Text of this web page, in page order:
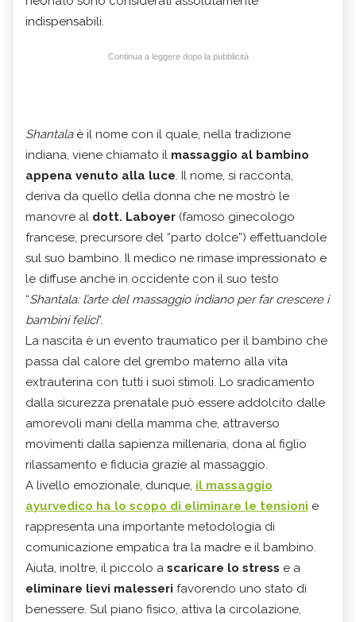
indispensabili.
Continua a leggere dopo la pubblicità
Shantalaè il nome con il quale, nella tradizione
indiana, viene chiamato il massaggio al bambino
appena venuto alla luce. Il nome, si racconta,
deriva da quello della donna che ne mostrò le
manovre al dott. Laboyer (famoso ginecologo
francese, precursore del “parto dolce”) effettuandole
sul suo bambino. Il medico ne rimase impressionato e
le diffuse anche in occidente con il suo testo
“Shantala: l’arte del massaggio indiano per far crescere i
bambini felici”.
La nascita è un evento traumatico per il bambino che
passa dal calore del grembo materno alla vita
extrauterina con tutti i suoi stimoli. Lo sradicamento
dalla sicurezza prenatale può essere addolcito dalle
amorevoli mani della mamma che, attraverso
movimenti dalla sapienza millenaria, dona al figlio
rilassamento e fiducia grazie al massaggio.
A livello emozionale, dunque, il massaggio
ayurvedico ha lo scopo di eliminare le tensioni e
rappresenta una importante metodologia di
comunicazione empatica tra la madre e il bambino.
Aiuta, inoltre, il piccolo a scaricare lo stress e a
eliminare lievi malesseri favorendo uno stato di
benessere. Sul piano fisico, attiva la circolazione,